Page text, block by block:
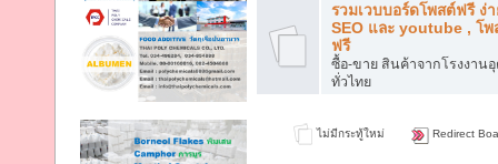
รวมเวบบอร์ดโพสต์ฟรี ง่า
SEO และ youtube , โ
ฟรี
ซื้อ-ขาย สินค้าจากโรงงาน
ทั่วไทย
ไม่มีกระทู้ใหม่ Redirect